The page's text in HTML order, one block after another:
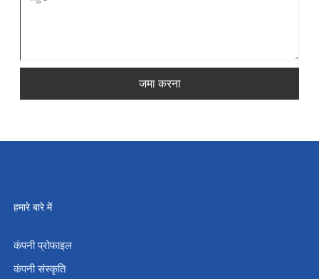
जमा करना
हमारे बारे में
कंपनी प्रोफाइल
कंपनी संस्कृति